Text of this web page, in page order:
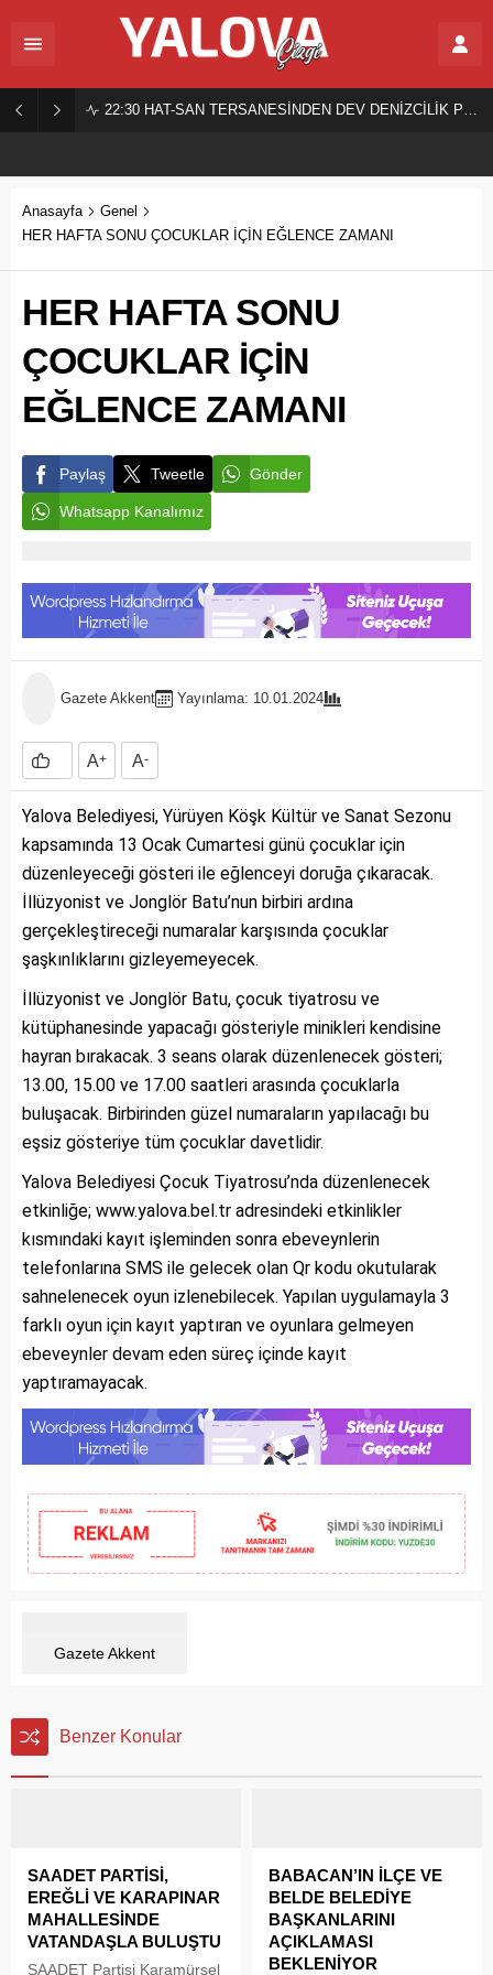
22:30 HAT-SAN TERSANESİNDEN DEV DENİZCİLİK PROJESİ!
Anasayfa
Genel
HER HAFTA SONU ÇOCUKLAR İÇİN EĞLENCE ZAMANI
HER HAFTA SONU
ÇOCUKLAR İÇİN
EĞLENCE ZAMANI
Paylaş Tweetle Gönder
Whatsapp Kanalımız
Gazete Akkent Yayınlama: 10.01.2024
A+ A-
Yalova Belediyesi, Yürüyen Köşk Kültür ve Sanat Sezonu
kapsamında 13 Ocak Cumartesi günü çocuklar için
düzenleyeceği gösteri ile eğlenceyi doruğa çıkaracak.
İllüzyonist ve Jonglör Batu’nun birbiri ardına
gerçekleştireceği numaralar karşısında çocuklar
şaşkınlıklarını gizleyemeyecek.
İllüzyonist ve Jonglör Batu, çocuk tiyatrosu ve
kütüphanesinde yapacağı gösteriyle minikleri kendisine
hayran bırakacak. 3 seans olarak düzenlenecek gösteri;
13.00, 15.00 ve 17.00 saatleri arasında çocuklarla
buluşacak. Birbirinden güzel numaraların yapılacağı bu
eşsiz gösteriye tüm çocuklar davetlidir.
Yalova Belediyesi Çocuk Tiyatrosu’nda düzenlenecek
etkinliğe; www.yalova.bel.tr adresindeki etkinlikler
kısmındaki kayıt işleminden sonra ebeveynlerin
telefonlarına SMS ile gelecek olan Qr kodu okutularak
sahnelenecek oyun izlenebilecek. Yapılan uygulamayla 3
farklı oyun için kayıt yaptıran ve oyunlara gelmeyen
ebeveynler devam eden süreç içinde kayıt
yaptıramayacak.
Gazete Akkent
Benzer Konular
SAADET PARTİSİ,
EREĞLİ VE KARAPINAR
MAHALLESİNDE
VATANDAŞLA BULUŞTU
SAADET Partisi Karamürsel
BABACAN’IN İLÇE VE
BELDE BELEDİYE
BAŞKANLARINI
AÇIKLAMASI
BEKLENİYOR